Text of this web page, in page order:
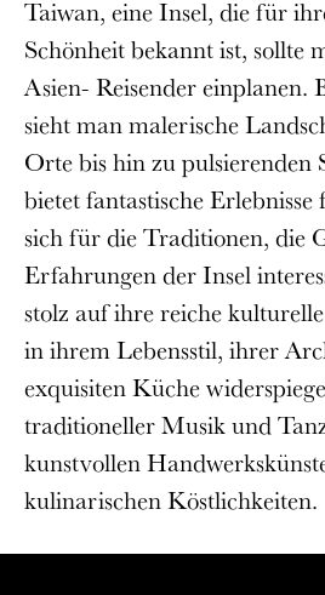
Taiwan, eine Insel, die für
Schönheit bekannt ist, sollte
Asien- Reisender einplanen.
sieht man malerische
Orte bis hin zu pulsierenden
bietet fantastische
sich für die Traditionen, die
Erfahrungen der Insel
stolz auf ihre reiche
in ihrem Lebensstil, ihrer
exquisiten Küche
traditioneller Musik und
kunstvollen
kulinarischen Köstlichkeiten.